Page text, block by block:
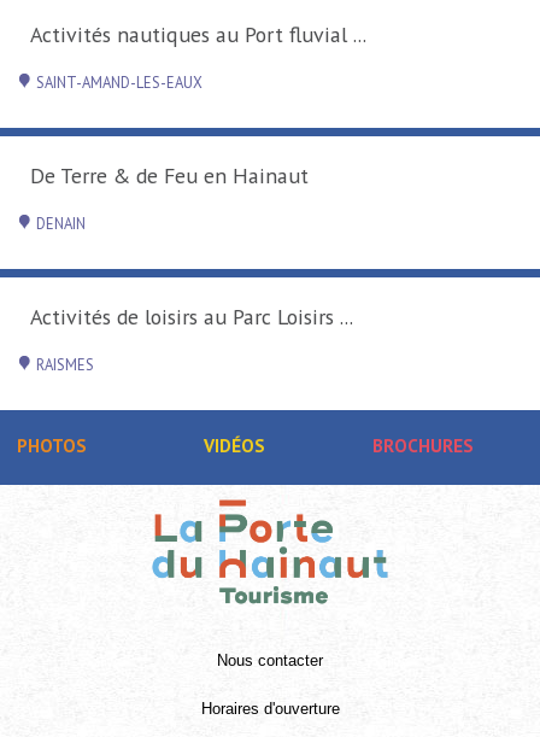
Activités nautiques au Port fluvial ...
SAINT-AMAND-LES-EAUX
De Terre & de Feu en Hainaut
DENAIN
Activités de loisirs au Parc Loisirs ...
RAISMES
PHOTOS VIDÉOS BROCHURES
Nous contacter
Horaires d'ouverture